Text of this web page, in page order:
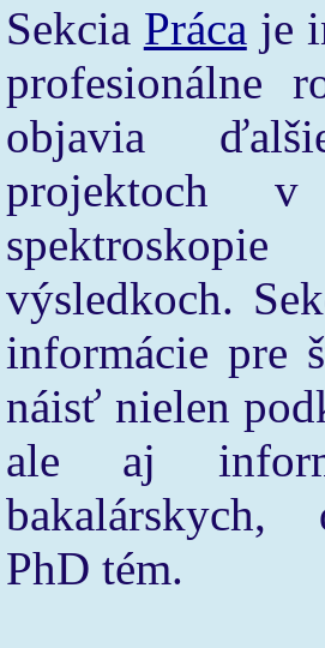
Sekcia Práca je
profesionálne
objavia
projektoch
výsledkoch.
informácie pre
náisť nielen
ale aj
PhD tém.